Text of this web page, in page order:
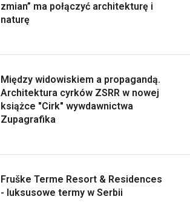
zmian” ma połączyć architekturę i
naturę
Między widowiskiem a propagandą.
Architektura cyrków ZSRR w nowej
książce "Cirk" wywdawnictwa
Zupagrafika
Fruške Terme Resort & Residences
- luksusowe termy w Serbii